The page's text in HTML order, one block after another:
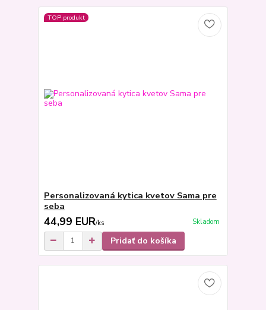
TOP produkt
Personalizovaná kytica kvetov Sama pre
seba
44,99 EUR/ks Skladom
Pridať do košíka